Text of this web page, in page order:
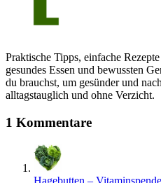
Praktische Tipps, einfache
gesundes Essen und bewussten
du brauchst, um gesünder und
alltagstauglich und ohne Verzicht.
1 Kommentare
Hagebutten –